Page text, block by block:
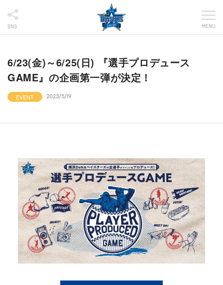
SNS MENU
6/23(金)～6/25(日) 『選手プロデュース
GAME』の企画第一弾が決定！
EVENT 2023/5/19